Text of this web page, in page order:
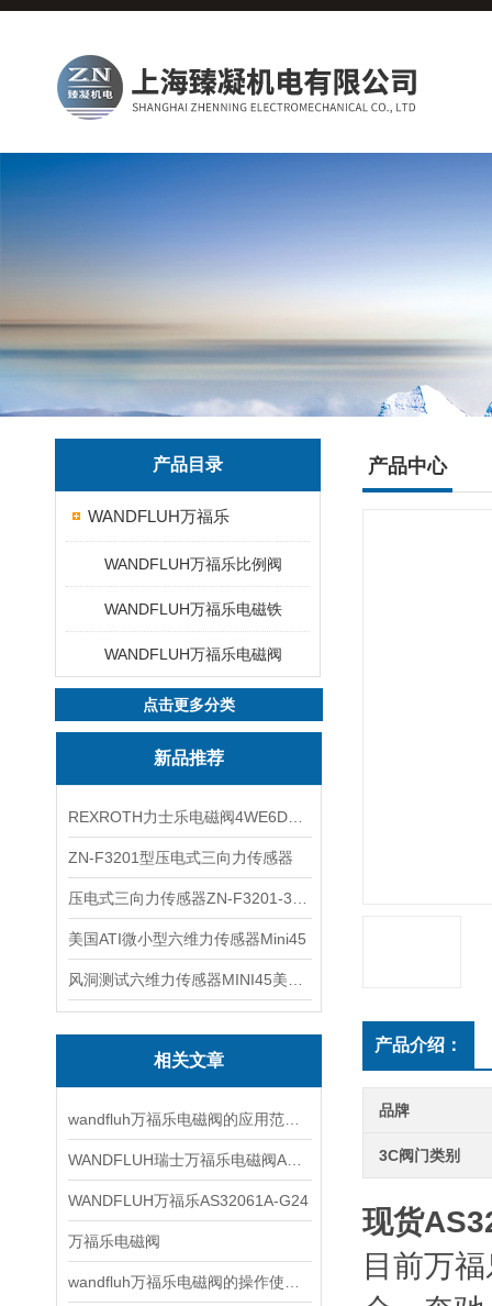
产品目录
WANDFLUH万福乐
WANDFLUH万福乐比例阀
WANDFLUH万福乐电磁铁
WANDFLUH万福乐电磁阀
点击更多分类
新品推荐
ZN-F3201型压电式三向力传感器
美国ATI微小型六维力传感器Mini45
相关文章
WANDFLUH万福乐AS32061A-G24
万福乐电磁阀
产品中心
产品介绍：
品牌
3C阀门类别
现货
目前万